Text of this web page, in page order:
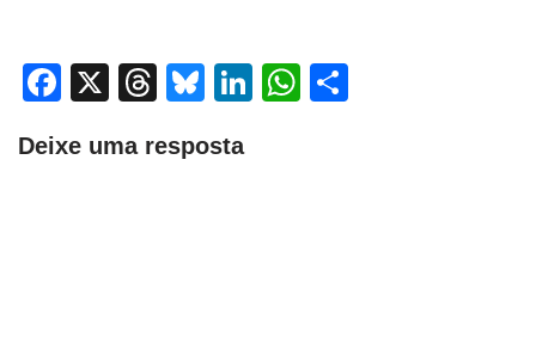
Facebook
X Threads
Bluesky
LinkedIn
WhatsApp
Deixe uma resposta